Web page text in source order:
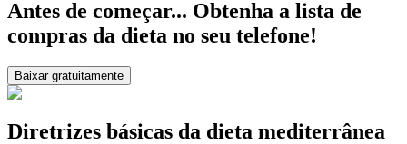
Antes de começar... Obtenha a lista de
compras da dieta no seu telefone!
Baixar gratuitamente
Diretrizes básicas da dieta mediterrânea